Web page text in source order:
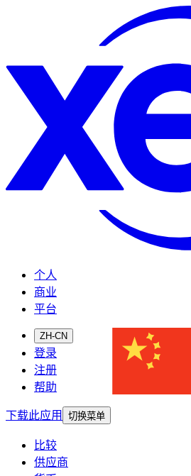
个人
商业
平台
ZH-CN
登录
注册
帮助
下载此应用
切换菜单
比较
供应商